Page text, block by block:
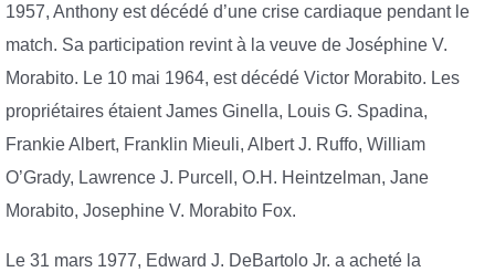
1957, Anthony est décédé d’une crise cardiaque pendant le
match. Sa participation revint à la veuve de Joséphine V.
Morabito. Le 10 mai 1964, est décédé Victor Morabito. Les
propriétaires étaient James Ginella, Louis G. Spadina,
Frankie Albert, Franklin Mieuli, Albert J. Ruffo, William
O’Grady, Lawrence J. Purcell, O.H. Heintzelman, Jane
Morabito, Josephine V. Morabito Fox.
Le 31 mars 1977, Edward J. DeBartolo Jr. a acheté la